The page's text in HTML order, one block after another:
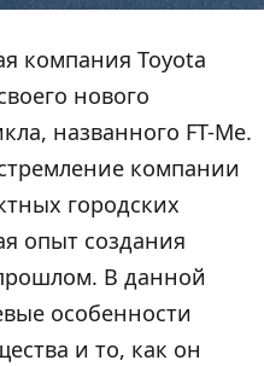
компания Toyota
нового
названного FT-Me.
компании
городских
опыт создания
В данной
особенности
и то, как он